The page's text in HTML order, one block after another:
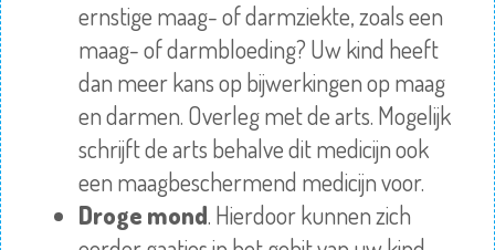
ernstige maag- of darmziekte, zoals een
maag- of darmbloeding? Uw kind heeft
dan meer kans op bijwerkingen op maag
en darmen. Overleg met de arts. Mogelijk
schrijft de arts behalve dit medicijn ook
een maagbeschermend medicijn voor.
Droge mond. Hierdoor kunnen zich